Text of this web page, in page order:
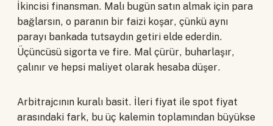
İkincisi finansman. Malı bugün satın almak için para
bağlarsın, o paranın bir faizi koşar, çünkü aynı
parayı bankada tutsaydın getiri elde ederdin.
Üçüncüsü sigorta ve fire. Mal çürür, buharlaşır,
çalınır ve hepsi maliyet olarak hesaba düşer.
Arbitrajcının kuralı basit. İleri fiyat ile spot fiyat
arasındaki fark, bu üç kalemin toplamından büyükse